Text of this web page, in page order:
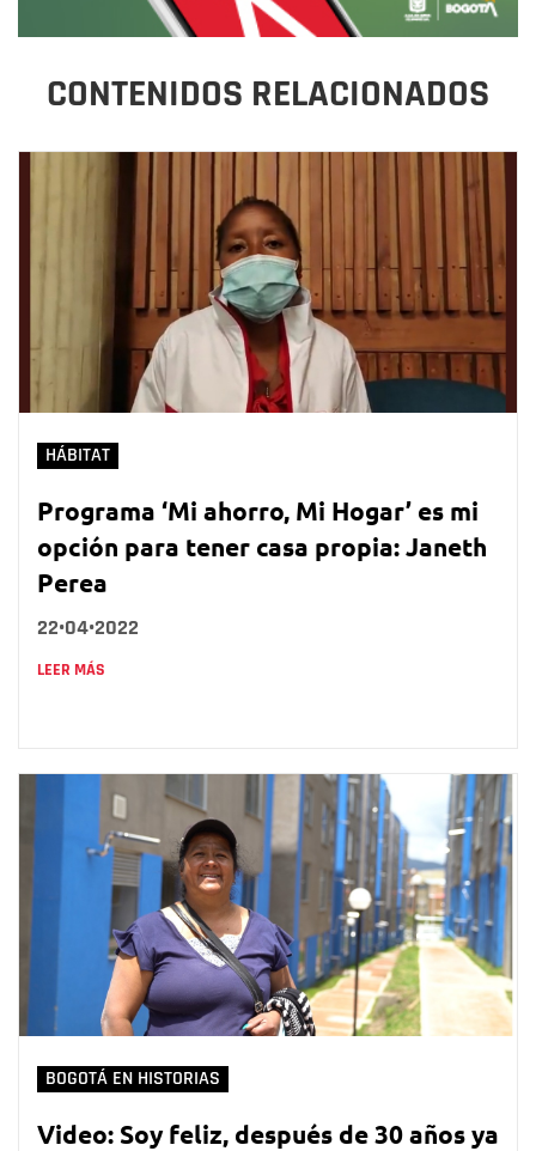
CONTENIDOS RELACIONADOS
HÁBITAT
Programa ‘Mi ahorro, Mi Hogar’ es mi
opción para tener casa propia: Janeth
Perea
22•04•2022
LEER MÁS
BOGOTÁ EN HISTORIAS
Video: Soy feliz, después de 30 años ya